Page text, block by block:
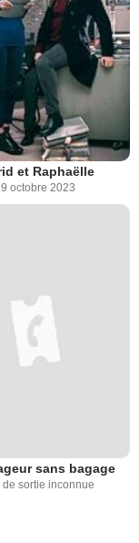
et Raphaëlle
octobre 2023
sans bagage
de sortie inconnue